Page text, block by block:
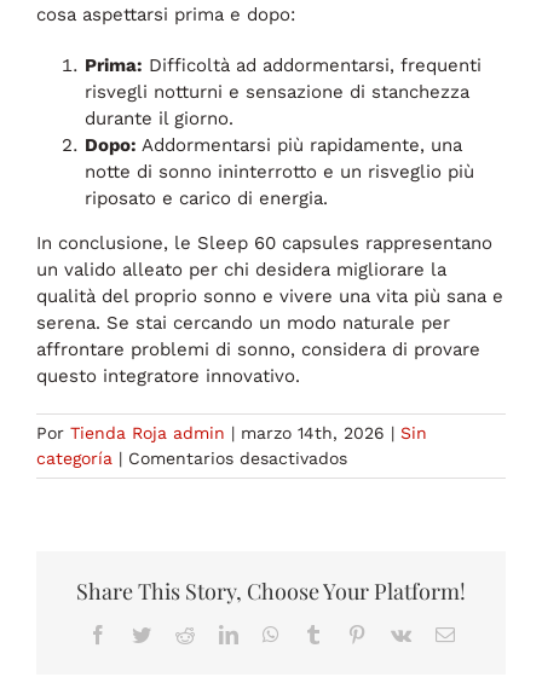
cosa aspettarsi prima e dopo:
Prima: Difficoltà ad addormentarsi, frequenti
risvegli notturni e sensazione di stanchezza
durante il giorno.
Dopo: Addormentarsi più rapidamente, una
notte di sonno ininterrotto e un risveglio più
riposato e carico di energia.
In conclusione, le Sleep 60 capsules rappresentano
un valido alleato per chi desidera migliorare la
qualità del proprio sonno e vivere una vita più sana e
serena. Se stai cercando un modo naturale per
affrontare problemi di sonno, considera di provare
questo integratore innovativo.
Por Tienda Roja admin | marzo 14th, 2026 | Sin
categoría | Comentarios desactivadosen
Sleep
i
Prima
Share This Story, Choose Your Platform!
Facebook
TwitterRedditLinkedInWhatsApp
Tumblr Pinterest
Vk
Correo